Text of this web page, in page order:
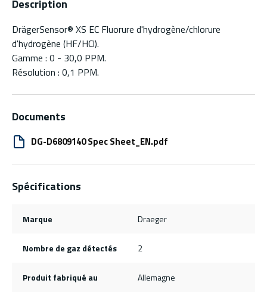
Description
DrägerSensor® XS EC Fluorure d'hydrogène/chlorure
d'hydrogène (HF/HCl).
Gamme : 0 - 30,0 PPM.
Résolution : 0,1 PPM.
Documents
DG-D6809140 Spec Sheet_EN.pdf
Spécifications
Marque Draeger
Nombre de gaz détectés 2
Produit fabriqué au Allemagne